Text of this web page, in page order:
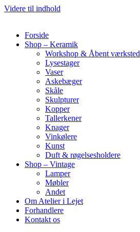
Videre til indhold
Forside
Shop – Keramik
Workshop & Åbent værksted
Lysestager
Vaser
Askebæger
Skåle
Skulpturer
Kopper
Tallerkener
Knager
Vinkølere
Kunst
Duft & røgelsesholdere
Shop – Vintage
Lamper
Møbler
Andet
Om Atelier i Lejet
Forhandlere
Kontakt os